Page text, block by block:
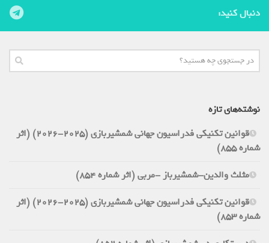
دنبال کنید:
نوشته‌های تازه
قوانین تکنیکی فدراسیون جهانی شمشیربازی (2025-2026) (اثر
شماره 855)
مثلث والدین-شمشیرباز -مربی (اثر شماره 854)
قوانین تکنیکی فدراسیون جهانی شمشیربازی (2025-2026) (اثر
شماره 853)